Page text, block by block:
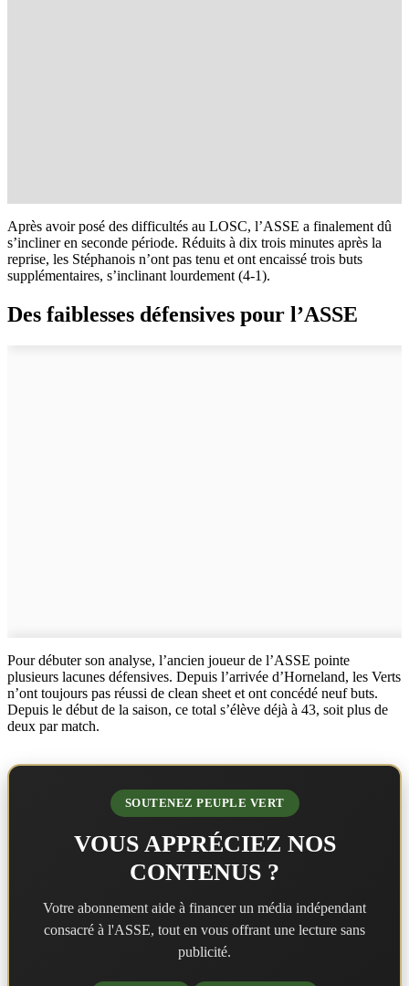
Après avoir posé des difficultés au LOSC, l’ASSE a finalement dû
s’incliner en seconde période. Réduits à dix trois minutes après la
reprise, les Stéphanois n’ont pas tenu et ont encaissé trois buts
supplémentaires, s’inclinant lourdement (4-1).
Des faiblesses défensives pour l’ASSE
Pour débuter son analyse, l’ancien joueur de l’ASSE pointe
plusieurs lacunes défensives. Depuis l’arrivée d’Horneland, les Verts
n’ont toujours pas réussi de clean sheet et ont concédé neuf buts.
Depuis le début de la saison, ce total s’élève déjà à 43, soit plus de
deux par match.
SOUTENEZ PEUPLE VERT
VOUS APPRÉCIEZ NOS
CONTENUS ?
Votre abonnement aide à financer un média indépendant
consacré à l'ASSE, tout en vous offrant une lecture sans
publicité.